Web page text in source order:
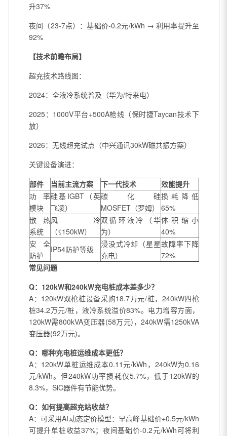
升37%
夜间（23-7点）：基础价-0.2元/kWh → 利用率提升至
92%
【技术前瞻布局】
超充技术路线图：
2024：全液冷系统普及（华为/特来电）
2025：1000V平台+500A枪线（保时捷Taycan技术下
放）
2026：无线超充试点（中兴通讯30kW磁共振方案）
关键设备演进：
部件
当前主流方案 下一代技术
效能提升
功率
模块
硅基IGBT（英
飞凌）
碳化硅
MOSFET（罗姆）
损耗降低
65%
散热
系统
风冷
（≤150kW）
双循环液冷（华
为）
体积缩小
40%
安全
防护
IP54防护等级
浸没式冷却（星星
充电）
故障率下降
72%
常见问题
Q：120kW和240kW充电桩成本差多少？
A：120kW双枪桩设备采购18.7万元/桩，240kW四枪
桩34.2万元/桩，液冷系统溢价83%。电力增容方面，
120kW需800kVA变压器(58万元)，240kW需1250kVA
变压器(92万元)。
Q：哪种充电桩运维成本更低？
A：120kW单桩运维成本0.11元/kWh，240kW为0.16
元/kWh。但240kW功率损耗仅5.7%，低于120kW的
8.3%，SiC器件有节能优势。
Q：如何提高超充站收益？
A：可采用AI动态定价模型：早高峰基础价+0.5元/kWh
可提升单桩收益37%；夜间基础价-0.2元/kWh可将利